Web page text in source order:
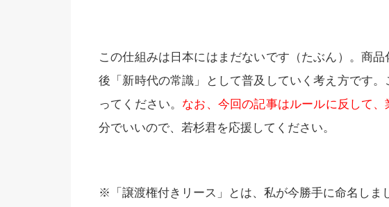
この仕組みは日本にはまだないです（たぶん）。商
後「新時代の常識」として普及していく考え方です
ってください。 なお、今回の記事はルールに反して、
分でいいので、若杉君を応援してください。
※「譲渡権付きリース」とは、私が今勝手に命名しま